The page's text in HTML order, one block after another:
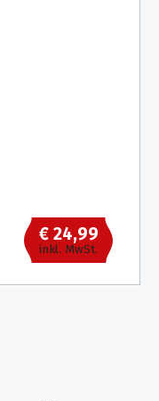
€ 24,99
inkl. MwSt.